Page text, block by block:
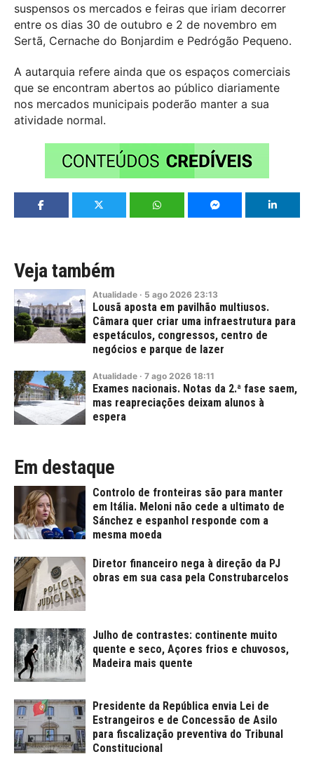
suspensos os mercados e feiras que iriam decorrer
entre os dias 30 de outubro e 2 de novembro em
Sertã, Cernache do Bonjardim e Pedrógão Pequeno.
A autarquia refere ainda que os espaços comerciais
que se encontram abertos ao público diariamente
nos mercados municipais poderão manter a sua
atividade normal.
Veja também
Atualidade · 5 ago 2026 23:13
Lousã aposta em pavilhão multiusos.
Câmara quer criar uma infraestrutura para
espetáculos, congressos, centro de
negócios e parque de lazer
Atualidade · 7 ago 2026 18:11
Exames nacionais. Notas da 2.ª fase saem,
mas reapreciações deixam alunos à
espera
Em destaque
Controlo de fronteiras são para manter
em Itália. Meloni não cede a ultimato de
Sánchez e espanhol responde com a
mesma moeda
Diretor financeiro nega à direção da PJ
obras em sua casa pela Construbarcelos
Julho de contrastes: continente muito
quente e seco, Açores frios e chuvosos,
Madeira mais quente
Presidente da República envia Lei de
Estrangeiros e de Concessão de Asilo
para fiscalização preventiva do Tribunal
Constitucional